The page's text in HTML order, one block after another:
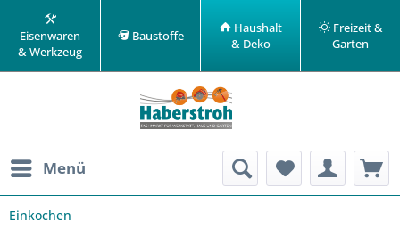
Eisenwaren
& Werkzeug
Baustoffe
Haushalt
& Deko
Freizeit &
Garten
Menü
Einkochen